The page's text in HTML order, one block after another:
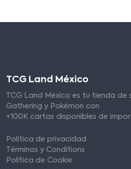
TCG Land México
TCG Land México es tu tienda de
Gathering y Pokémon con
+100K cartas disponibles de
Política de privacidad
Términos y Conditions
Política de Cookie